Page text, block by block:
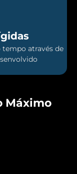
através de
Máximo